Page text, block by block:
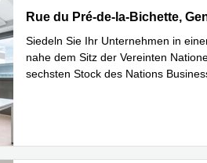
Rue du Pré-de-la-Bichette
Rue du Pré-de-la-Bichette,
Siedeln Sie Ihr Unternehmen in
nahe dem Sitz der Vereinten
sechsten Stock des Nations